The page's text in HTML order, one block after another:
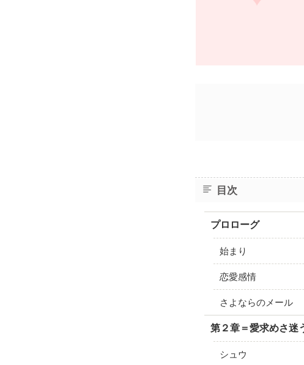
目次
プロローグ
始まり
恋愛感情
さよならのメール
第２章＝愛求めさ迷
シュウ